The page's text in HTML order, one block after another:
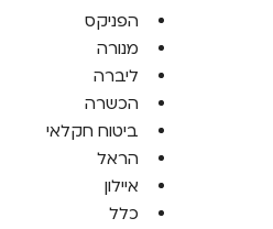
הפניקס
מנורה
ליברה
הכשרה
ביטוח חקלאי
הראל
איילון
כלל